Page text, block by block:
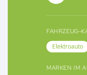
FAHRZEUG-
Elektroauto
MARKEN IM